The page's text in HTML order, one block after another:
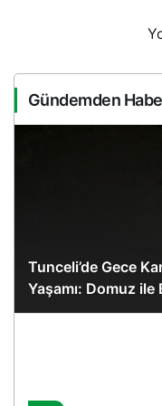
Gündemden
Tunceli’de Gece
Yaşamı: Domuz ile